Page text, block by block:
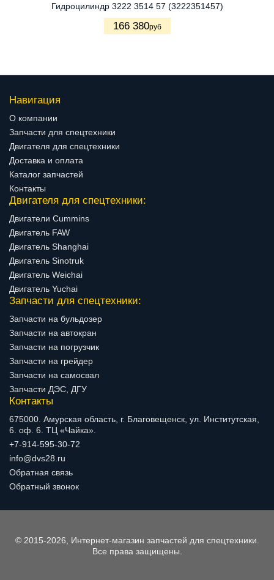
Гидроцилиндр 3222 3514 57 (3222351457)
166 380руб
Навигация
О компании
Запчасти для спецтехники
Двигателя для спецтехники
Доставка и оплата
Каталог запчастей
Контакты
Двигателя для спецтехники:
Двигатели Cummins
Двигатель FAW
Двигатель Shanghai
Двигатель Sinotruk
Двигатель Weichai
Двигатель Yuchai
Запчасти для спецтехники:
Запчасти на бульдозер
Запчасти на автокран
Запчасти на погрузчик
Запчасти на грейдер
Запчасти на самосвал
Запчасти ДЭС, ДГУ
Контакты
675000. Амурская область, г. Благовещенск, ул. Институтская,
6. оф. 6. ТЦ «Чайка».
+7-914-595-30-72
info@dvs28.ru
Обратная связь
Обратный звонок
© 2015-2026, Интернет-магазин запчастей для спецтехники.
Все права защищены.